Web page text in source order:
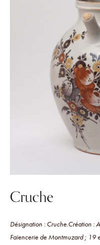
Cruche
Désignation : Cruche.Création :
Faïencerie de Montmuzard ; 19